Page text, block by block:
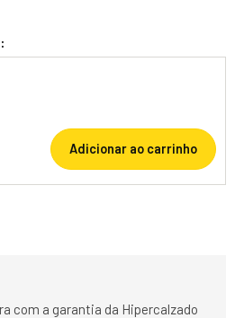
Adicionar ao carrinho
com a garantia da Hipercalzado